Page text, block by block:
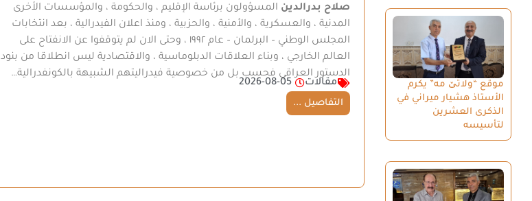
موقع “ولاتێ مه” يكرم
الأستاذ هشيار ميراني في
الذكرى العشرين
لتأسيسه
صلاح بدرالدين المسؤولون برئاسة الإقليم ، والحكومة ، والمؤسسات الأخرى
المدنية ، والعسكرية ، والأمنية ، والحزبية ، ومنذ اعلان الفيدرالية ، بعد انتخابات
المجلس الوطني – البرلمان – عام ١٩٩٢ ، وحتى الان لم يتوقفوا عن الانفتاح على
العالم الخارجي ، وبناء العلاقات الدبلوماسية ، والاقتصادية ليس انطلاقا من بنود
الدستور العراقي فحسب بل من خصوصية فيدراليتهم الشبيهة بالكونفدرالية…
مقالات
2026-08-05
التفاصيل ...